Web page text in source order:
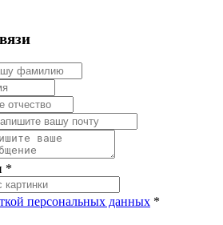
*
персональных данных *